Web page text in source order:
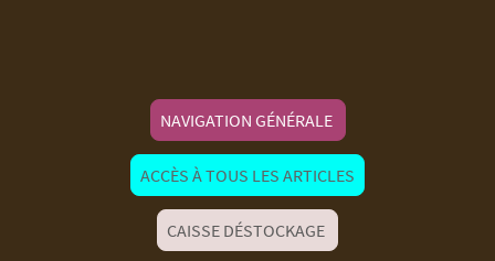
NAVIGATION GÉNÉRALE
ACCÈS À TOUS LES ARTICLES
CAISSE DÉSTOCKAGE